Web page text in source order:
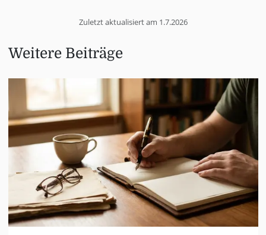
Zuletzt aktualisiert am 1.7.2026
Weitere Beiträge